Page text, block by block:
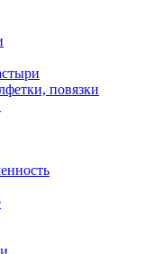
повязки